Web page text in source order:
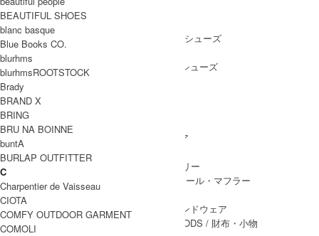
BOOTS
PUMPS
/ バレエシューズ
OTHER SHOES
/ その他シューズ
GOODS
GOODS ALL ITEM
/ 帽子・ヘッドウェア
BAG
ACCESSARY
/ アクセサリー
/ ストール・マフラー
LEG WEAR
HAND WEAR
/ 手袋・ハンドウェア
WALLET&GENERAL GOODS / 財布・小物
BEAUTIFUL SHOES
blanc basque
Blue Books CO.
blurhms
blurhmsROOTSTOCK
Brady
BRAND X
BRING
BRU NA BOINNE
buntA
BURLAP OUTFITTER
C
Charpentier de Vaisseau
CIOTA
COMFY OUTDOOR GARMENT
COMOLI